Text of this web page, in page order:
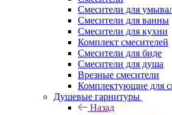
Смесители для
Смесители для ванны
Смесители для кухни
Комплект смесителей
Смесители для биде
Смесители для душа
Врезные смесители
Комплектующие для
Душевые гарнитуры
Назад